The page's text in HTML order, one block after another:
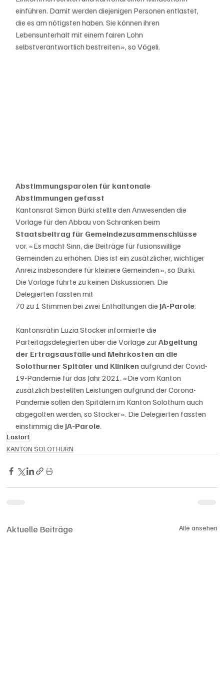
einführen. Damit werden diejenigen Personen entlastet,
die es am nötigsten haben. Sie können ihren
Lebensunterhalt mit einem fairen Lohn
selbstverantwortlich bestreiten», so Vögeli.
Abstimmungsparolen für kantonale
Abstimmungen gefasst
Kantonsrat Simon Bürki stellte den Anwesenden die
Vorlage für den Abbau von Schranken beim
Staatsbeitrag für Gemeindezusammenschlüsse
vor. «Es macht Sinn, die Beiträge für fusionswillige
Gemeinden zu erhöhen. Dies ist ein zusätzlicher, wichtiger
Anreiz insbesondere für kleinere Gemeinden», so Bürki.
Die Vorlage führte zu keinen Diskussionen. Die
Delegierten fassten mit
70 zu 1 Stimmen bei zwei Enthaltungen die JA-Parole.
Kantonsrätin Luzia Stocker informierte die
Parteitagsdelegierten über die Vorlage zur Abgeltung
der Ertragsausfälle und Mehrkosten an die
Solothurner Spitäler und Kliniken aufgrund der Covid-
19-Pandemie für das Jahr 2021. «Die vom Kanton
zusätzlich bestellten Leistungen aufgrund der Corona-
Pandemie sollen den Spitälern im Kanton Solothurn auch
abgegolten werden, so Stocker». Die Delegierten fassten
einstimmig die JA-Parole.
Lostorf
KANTON SOLOTHURN
Aktuelle Beiträge Alle ansehen